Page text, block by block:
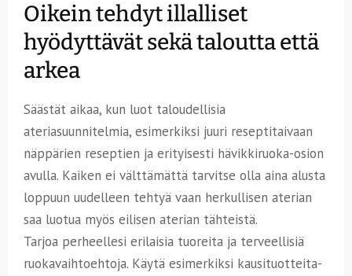
Oikein tehdyt illalliset
hyödyttävät sekä taloutta että
arkea
Säästät aikaa, kun luot taloudellisia
ateriasuunnitelmia, esimerkiksi juuri reseptitaivaan
näppärien reseptien ja erityisesti hävikkiruoka-osion
avulla. Kaiken ei välttämättä tarvitse olla aina alusta
loppuun uudelleen tehtyä vaan herkullisen aterian
saa luotua myös eilisen aterian tähteistä.
Tarjoa perheellesi erilaisia tuoreita ja terveellisiä
ruokavaihtoehtoja. Käytä esimerkiksi kausituotteita-